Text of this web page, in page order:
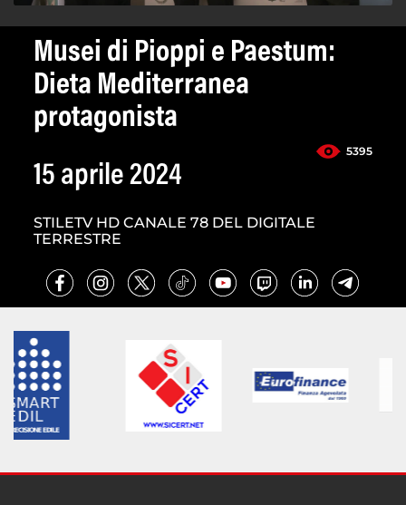
Musei di Pioppi e Paestum:
Dieta Mediterranea
protagonista
5395
15 aprile 2024
STILETV HD CANALE 78 DEL DIGITALE
TERRESTRE